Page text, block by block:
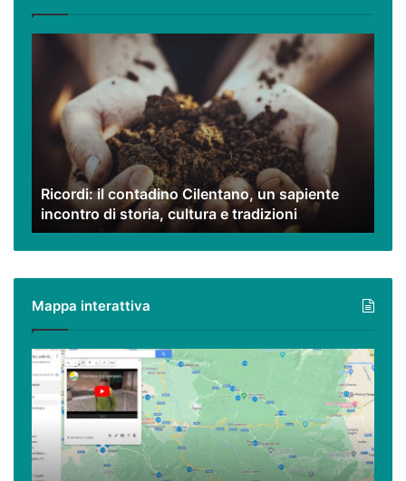
Cilentano,
sapiente
incontro
storia,
cultura
e
tradizioni
Ricordi: il contadino Cilentano, un sapiente
incontro di storia, cultura e tradizioni
Mappa interattiva
Cilento,
Vallo
di
Diano
ed
Alburni
(e